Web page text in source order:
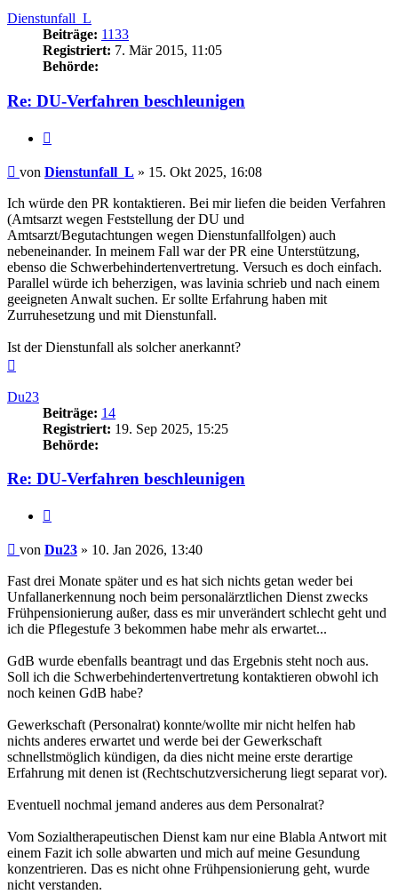
Dienstunfall_L
Beiträge: 1133
Registriert: 7. Mär 2015, 11:05
Behörde:
Re: DU-Verfahren beschleunigen
Beitrag
von Dienstunfall_L » 15. Okt 2025, 16:08
Ich würde den PR kontaktieren. Bei mir liefen die beiden Verfahren
(Amtsarzt wegen Feststellung der DU und
Amtsarzt/Begutachtungen wegen Dienstunfallfolgen) auch
nebeneinander. In meinem Fall war der PR eine Unterstützung,
ebenso die Schwerbehindertenvertretung. Versuch es doch einfach.
Parallel würde ich beherzigen, was lavinia schrieb und nach einem
geeigneten Anwalt suchen. Er sollte Erfahrung haben mit
Zurruhesetzung und mit Dienstunfall.
Ist der Dienstunfall als solcher anerkannt?
Du23
Beiträge: 14
Registriert: 19. Sep 2025, 15:25
Behörde:
Re: DU-Verfahren beschleunigen
Beitrag
von Du23 » 10. Jan 2026, 13:40
Fast drei Monate später und es hat sich nichts getan weder bei
Unfallanerkennung noch beim personalärztlichen Dienst zwecks
Frühpensionierung außer, dass es mir unverändert schlecht geht und
ich die Pflegestufe 3 bekommen habe mehr als erwartet...
GdB wurde ebenfalls beantragt und das Ergebnis steht noch aus.
Soll ich die Schwerbehindertenvertretung kontaktieren obwohl ich
noch keinen GdB habe?
Gewerkschaft (Personalrat) konnte/wollte mir nicht helfen hab
nichts anderes erwartet und werde bei der Gewerkschaft
schnellstmöglich kündigen, da dies nicht meine erste derartige
Erfahrung mit denen ist (Rechtschutzversicherung liegt separat vor).
Eventuell nochmal jemand anderes aus dem Personalrat?
Vom Sozialtherapeutischen Dienst kam nur eine Blabla Antwort mit
einem Fazit ich solle abwarten und mich auf meine Gesundung
konzentrieren. Das es nicht ohne Frühpensionierung geht, wurde
nicht verstanden.